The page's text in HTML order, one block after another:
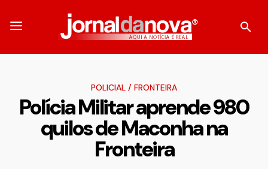
POLICIAL / FRONTEIRA
Polícia Militar aprende 980
quilos de Maconha na
Fronteira